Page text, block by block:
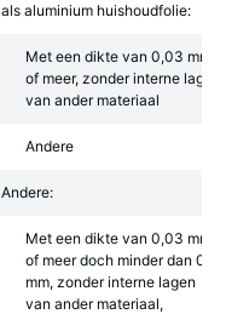
als aluminium huishoudfolie:
Met een dikte van 0,03 mm
of meer, zonder interne lagen
van ander materiaal
Andere
Andere:
Met een dikte van 0,03 mm
of meer doch minder dan 0,2
mm, zonder interne lagen
van ander materiaal,